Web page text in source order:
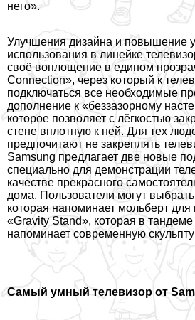
него».
Улучшения дизайна и повышение
использования в линейке
своё воплощение в едином
Connection», через который к
подключаться все необходимые
дополнение к «беззазорному
которое позволяет с лёгкостью
стене вплотную к ней. Для тех
предпочитают не закреплять
Samsung предлагает две новые
специально для демонстрации
качестве прекрасного
дома. Пользователи могут
которая напоминает мольберт
«Gravity Stand», которая в
напоминает современную
Самый умный телевизор от